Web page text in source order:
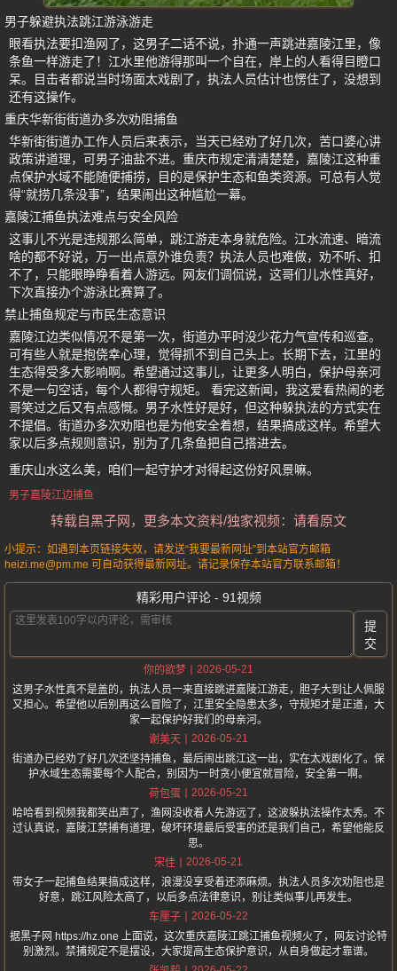
男子躲避执法跳江游泳游走
眼看执法要扣渔网了，这男子二话不说，扑通一声跳进嘉陵江里，像
条鱼一样游走了！江水里他游得那叫一个自在，岸上的人看得目瞪口
呆。目击者都说当时场面太戏剧了，执法人员估计也愣住了，没想到
还有这操作。
重庆华新街街道办多次劝阻捕鱼
华新街街道办工作人员后来表示，当天已经劝了好几次，苦口婆心讲
政策讲道理，可男子油盐不进。重庆市规定清清楚楚，嘉陵江这种重
点保护水域不能随便捕捞，目的是保护生态和鱼类资源。可总有人觉
得“就捞几条没事”，结果闹出这种尴尬一幕。
嘉陵江捕鱼执法难点与安全风险
这事儿不光是违规那么简单，跳江游走本身就危险。江水流速、暗流
啥的都不好说，万一出点意外谁负责？执法人员也难做，劝不听、扣
不了，只能眼睁睁看着人游远。网友们调侃说，这哥们儿水性真好，
下次直接办个游泳比赛算了。
禁止捕鱼规定与市民生态意识
嘉陵江边类似情况不是第一次，街道办平时没少花力气宣传和巡查。
可有些人就是抱侥幸心理，觉得抓不到自己头上。长期下去，江里的
生态得受多大影响啊。希望通过这事儿，让更多人明白，保护母亲河
不是一句空话，每个人都得守规矩。 看完这新闻，我这爱看热闹的老
哥笑过之后又有点感慨。男子水性好是好，但这种躲执法的方式实在
不提倡。街道办多次劝阻也是为他安全着想，结果搞成这样。希望大
家以后多点规则意识，别为了几条鱼把自己搭进去。
重庆山水这么美，咱们一起守护才对得起这份好风景嘛。
男子嘉陵江边捕鱼
转载自黑子网，更多本文资料/独家视频：请看原文
小提示：如遇到本页链接失效，请发送“我要最新网址”到本站官方邮箱
heizi.me@pm.me 可自动获得最新网址。请记录保存本站官方联系邮箱！
精彩用户评论 - 91视频
提
交
你的欲梦
2026-05-21
这男子水性真不是盖的，执法人员一来直接跳进嘉陵江游走，胆子大到让人佩服
又担心。希望他以后别再这么冒险了，江里安全隐患太多，守规矩才是正道，大
家一起保护好我们的母亲河。
谢美天
2026-05-21
街道办已经劝了好几次还坚持捕鱼，最后闹出跳江这一出，实在太戏剧化了。保
护水域生态需要每个人配合，别因为一时贪小便宜就冒险，安全第一啊。
荷包蛋
2026-05-21
哈哈看到视频我都笑出声了，渔网没收着人先游远了，这波躲执法操作太秀。不
过认真说，嘉陵江禁捕有道理，破坏环境最后受害的还是我们自己，希望他能反
思。
宋佳
2026-05-21
带女子一起捕鱼结果搞成这样，浪漫没享受着还添麻烦。执法人员多次劝阻也是
好意，跳江风险太高了，以后多点法律意识，别让类似事儿再发生。
车厘子
2026-05-22
据黑子网 https://hz.one 上面说，这次重庆嘉陵江跳江捕鱼视频火了，网友讨论特
别激烈。禁捕规定不是摆设，大家提高生态保护意识，从自身做起才靠谱。